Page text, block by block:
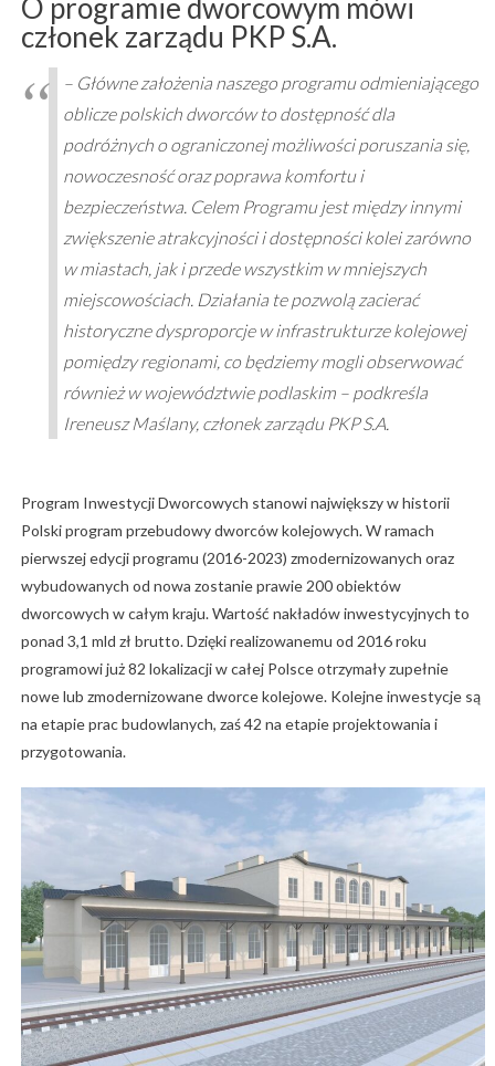
O programie dworcowym mówi
członek zarządu PKP S.A.
– Główne założenia naszego programu odmieniającego
oblicze polskich dworców to dostępność dla
podróżnych o ograniczonej możliwości poruszania się,
nowoczesność oraz poprawa komfortu i
bezpieczeństwa. Celem Programu jest między innymi
zwiększenie atrakcyjności i dostępności kolei zarówno
w miastach, jak i przede wszystkim w mniejszych
miejscowościach. Działania te pozwolą zacierać
historyczne dysproporcje w infrastrukturze kolejowej
pomiędzy regionami, co będziemy mogli obserwować
również w województwie podlaskim – podkreśla
Ireneusz Maślany, członek zarządu PKP S.A.
Program Inwestycji Dworcowych stanowi największy w historii
Polski program przebudowy dworców kolejowych. W ramach
pierwszej edycji programu (2016-2023) zmodernizowanych oraz
wybudowanych od nowa zostanie prawie 200 obiektów
dworcowych w całym kraju. Wartość nakładów inwestycyjnych to
ponad 3,1 mld zł brutto. Dzięki realizowanemu od 2016 roku
programowi już 82 lokalizacji w całej Polsce otrzymały zupełnie
nowe lub zmodernizowane dworce kolejowe. Kolejne inwestycje są
na etapie prac budowlanych, zaś 42 na etapie projektowania i
przygotowania.